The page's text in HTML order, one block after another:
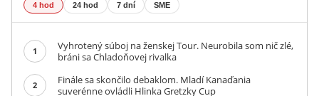
4 hod 24 hod 7 dní SME
1
Vyhrotený súboj na ženskej Tour. Neurobila som nič zlé,
bráni sa Chladoňovej rivalka
2
Finále sa skončilo debaklom. Mladí Kanaďania
suverénne ovládli Hlinka Gretzky Cup